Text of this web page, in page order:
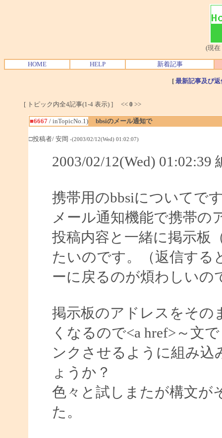
(現在
HOME HELP 新着記事
[ 最新記事及び
[ トピック内全4記事(1-4 表示) ] << 0 >>
■6667/ inTopicNo.1) bbsiのメール通知で
□投稿者/ 安岡 -(2003/02/12(Wed) 01:02:07)
2003/02/12(Wed) 01:02:39
携帯用のbbsiについてで
メール通知機能で携帯
投稿内容と一緒に掲示板
たいのです。（返信する
ーに戻るのが煩わしいの
掲示板のアドレスをその
くなるので<a href>～文
ンクさせるように組み
ょうか？
色々と試しまたが構文が
た。